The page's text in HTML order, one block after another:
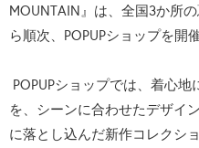
MOUNTAIN』は、全国3か所
ら順次、POPUPショップを開
POPUPショップでは、着心
を、シーンに合わせたデザイ
に落とし込んだ新作コレクシ